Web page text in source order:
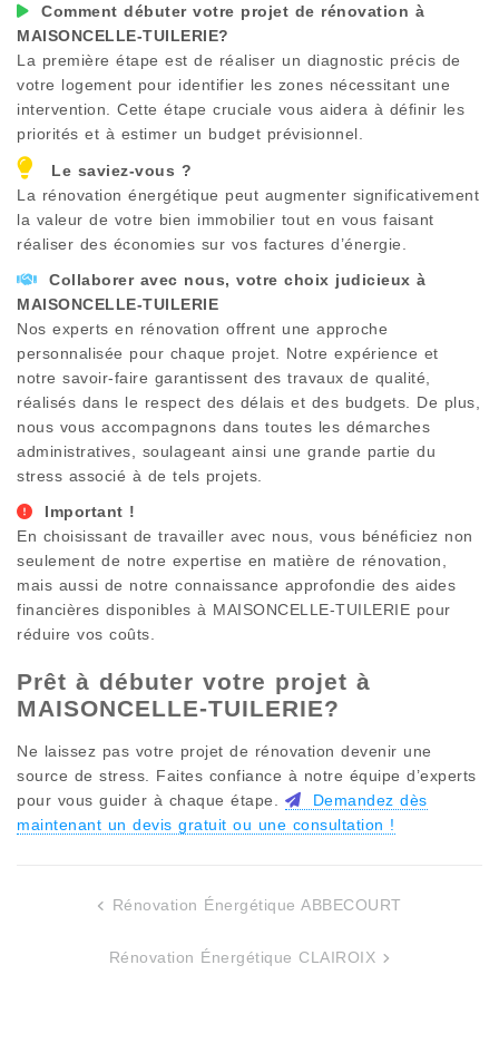
Comment débuter votre projet de rénovation à
MAISONCELLE-TUILERIE?
La première étape est de réaliser un diagnostic précis de
votre logement pour identifier les zones nécessitant une
intervention. Cette étape cruciale vous aidera à définir les
priorités et à estimer un budget prévisionnel.
Le saviez-vous ?
La rénovation énergétique peut augmenter significativement
la valeur de votre bien immobilier tout en vous faisant
réaliser des économies sur vos factures d’énergie.
Collaborer avec nous, votre choix judicieux à
MAISONCELLE-TUILERIE
Nos experts en rénovation offrent une approche
personnalisée pour chaque projet. Notre expérience et
notre savoir-faire garantissent des travaux de qualité,
réalisés dans le respect des délais et des budgets. De plus,
nous vous accompagnons dans toutes les démarches
administratives, soulageant ainsi une grande partie du
stress associé à de tels projets.
Important !
En choisissant de travailler avec nous, vous bénéficiez non
seulement de notre expertise en matière de rénovation,
mais aussi de notre connaissance approfondie des aides
financières disponibles à MAISONCELLE-TUILERIE pour
réduire vos coûts.
Prêt à débuter votre projet à
MAISONCELLE-TUILERIE?
Ne laissez pas votre projet de rénovation devenir une
source de stress. Faites confiance à notre équipe d’experts
pour vous guider à chaque étape.
Demandez dès
maintenant un devis gratuit ou une consultation !
Rénovation Énergétique ABBECOURT
Rénovation Énergétique CLAIROIX